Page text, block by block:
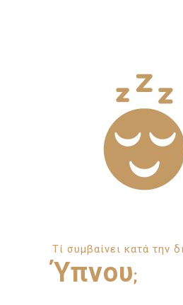
Τί συμβαίνει κατά την
Ύπνου;